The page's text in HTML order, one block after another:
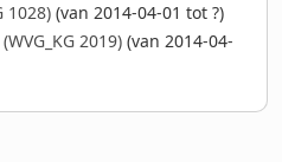
1028) (van 2014-04-01 tot ?)
(WVG_KG 2019) (van 2014-04-